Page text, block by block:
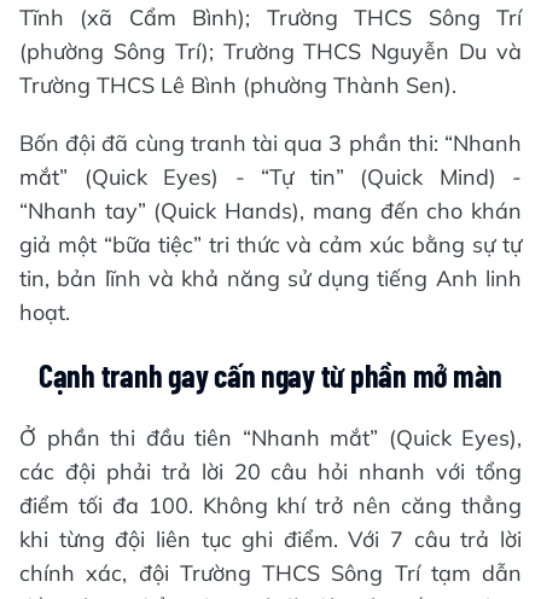
Tĩnh (xã Cẩm Bình); Trường THCS Sông Trí
(phường Sông Trí); Trường THCS Nguyễn Du và
Trường THCS Lê Bình (phường Thành Sen).
Bốn đội đã cùng tranh tài qua 3 phần thi: “Nhanh
mắt” (Quick Eyes) - “Tự tin” (Quick Mind) -
“Nhanh tay” (Quick Hands), mang đến cho khán
giả một “bữa tiệc” tri thức và cảm xúc bằng sự tự
tin, bản lĩnh và khả năng sử dụng tiếng Anh linh
hoạt.
Cạnh tranh gay cấn ngay từ phần mở màn
Ở phần thi đầu tiên “Nhanh mắt” (Quick Eyes),
các đội phải trả lời 20 câu hỏi nhanh với tổng
điểm tối đa 100. Không khí trở nên căng thẳng
khi từng đội liên tục ghi điểm. Với 7 câu trả lời
chính xác, đội Trường THCS Sông Trí tạm dẫn